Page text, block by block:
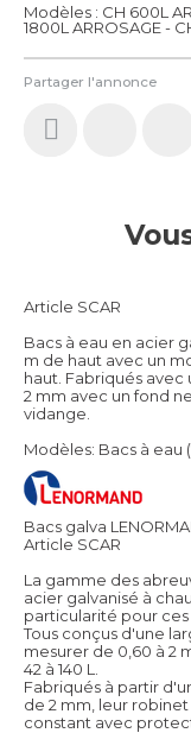
Partager l'annonce
Modèles : CH 600L
1800L ARROSAGE -
Article SCAR
Bacs à eau en acier
m de haut avec un
haut. Fabriqués avec
2 mm avec un fond
vidange.
Modèles: Bacs à eau
Bacs galva
Article SCAR
La gamme des
acier galvanisé à
particularité pour
Tous conçus d'une
mesurer de 0,60 à 2
42 à 140 L.
Fabriqués à partir
de 2 mm, leur
constant avec